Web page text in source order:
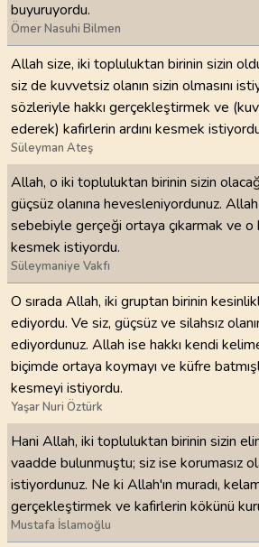
buyuruyordu.
Ömer Nasuhi Bilmen
Allah size, iki topluluktan birinin sizin
siz de kuvvetsiz olanın sizin olmasını
sözleriyle hakkı gerçekleştirmek ve
ederek) kafirlerin ardını kesmek
Süleyman Ateş
Allah, o iki topluluktan birinin sizin
güçsüz olanına hevesleniyordunuz.
sebebiyle gerçeği ortaya çıkarmak ve o
kesmek istiyordu.
Süleymaniye Vakfı
O sırada Allah, iki gruptan birinin
ediyordu. Ve siz, güçsüz ve silahsız
ediyordunuz. Allah ise hakkı kendi
biçimde ortaya koymayı ve küfre
kesmeyi istiyordu.
Yaşar Nuri Öztürk
Hani Allah, iki topluluktan birinin sizin
vaadde bulunmuştu; siz ise korumasız
istiyordunuz. Ne ki Allah'ın muradı,
gerçekleştirmek ve kafirlerin kökünü
Mustafa İslamoğlu